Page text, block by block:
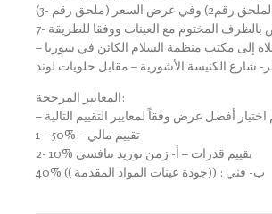
7- تسلم العروض بالظرف المختوم مع العينات ووفقا للطريقة
إلى مكتب منظمة السلام الكائن في سوريا –
شارع الكنيسة الأشورية – مقابل حلويات لوند
المعايير المرجحة:
1 – تقييم مالي – %50
2- تقييم قدرات – أ- زمن توريد تنافسي %10
ب- فني : ((جودة عينات المواد المقدمة )) %40